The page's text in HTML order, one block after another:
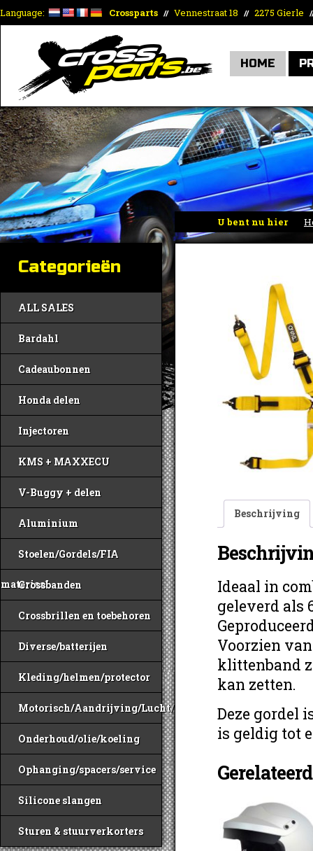
Language: Crossparts // Vennestraat 18 // 2275 Gierle
HOME
U bent nu hier
Categorieën
ALL SALES
Bardahl
Cadeaubonnen
Honda delen
Injectoren
KMS + MAXXECU
V-Buggy + delen
Aluminium
Stoelen/Gordels/FIA
materiaal
Crossbanden
Crossbrillen en toebehoren
Diverse/batterijen
Kleding/helmen/protector
Motorisch/Aandrijving/Lucht/Benzine
Onderhoud/olie/koeling
Ophanging/spacers/service
Silicone slangen
Sturen & stuurverkorters
Beschrijving
Ideaal in
geleverd als
Voorzien van
klittenband
kan zetten.
Deze gordel
is geldig tot